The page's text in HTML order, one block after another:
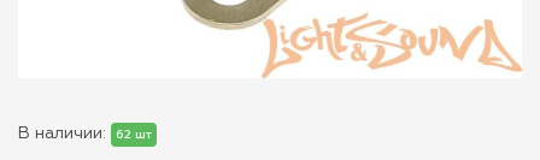
В наличии: 62 шт